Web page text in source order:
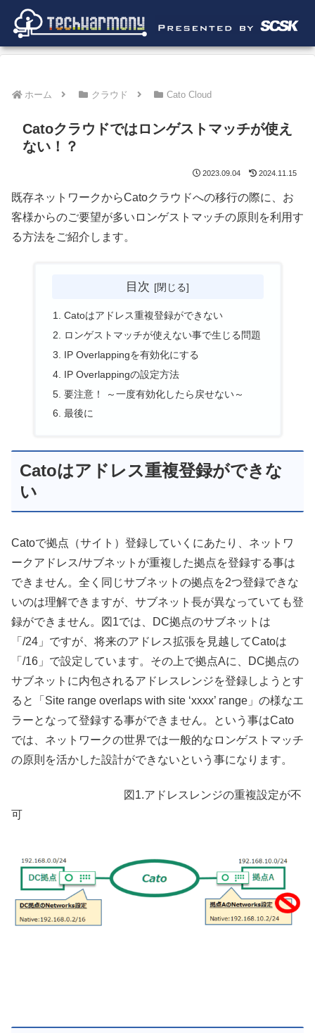
ホーム クラウド Cato Cloud
Catoクラウドではロンゲストマッチが使え
ない！？
2023.09.04 2024.11.15
既存ネットワークからCatoクラウドへの移行の際に、お
客様からのご要望が多いロンゲストマッチの原則を利用す
る方法をご紹介します。
目次
Catoはアドレス重複登録ができない
ロンゲストマッチが使えない事で生じる問題
IP Overlappingを有効化にする
IP Overlappingの設定方法
要注意！ ～一度有効化したら戻せない～
最後に
Catoはアドレス重複登録ができな
い
Catoで拠点（サイト）登録していくにあたり、ネットワ
ークアドレス/サブネットが重複した拠点を登録する事は
できません。全く同じサブネットの拠点を2つ登録できな
いのは理解できますが、サブネット長が異なっていても登
録ができません。図1では、DC拠点のサブネットは
「/24」ですが、将来のアドレス拡張を見越してCatoは
「/16」で設定しています。その上で拠点Aに、DC拠点の
サブネットに内包されるアドレスレンジを登録しようとす
ると「Site range overlaps with site ‘xxxx’ range」の様なエ
ラーとなって登録する事ができません。という事はCato
では、ネットワークの世界では一般的なロンゲストマッチ
の原則を活かした設計ができないという事になります。
図1.アドレスレンジの重複設定が不
可